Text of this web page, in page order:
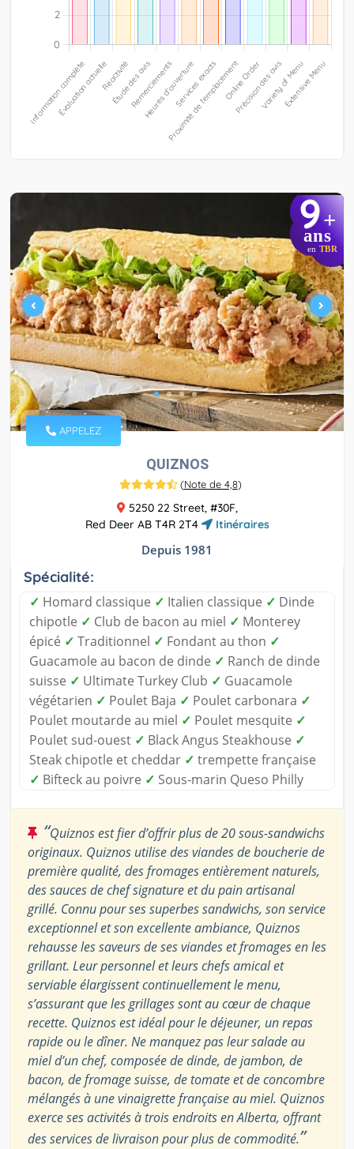
9+
ans
en TBR
APPELEZ
QUIZNOS
(Note de 4,8)
5250 22 Street, #30F,
Red Deer AB T4R 2T4
Itinéraires
Depuis 1981
Spécialité:
✓ Homard classique ✓ Italien classique ✓ Dinde
chipotle ✓ Club de bacon au miel ✓ Monterey
épicé ✓ Traditionnel ✓ Fondant au thon ✓
Guacamole au bacon de dinde ✓ Ranch de dinde
suisse ✓ Ultimate Turkey Club ✓ Guacamole
végétarien ✓ Poulet Baja ✓ Poulet carbonara ✓
Poulet moutarde au miel ✓ Poulet mesquite ✓
Poulet sud-ouest ✓ Black Angus Steakhouse ✓
Steak chipotle et cheddar ✓ trempette française
✓ Bifteck au poivre ✓ Sous-marin Queso Philly
“Quiznos est fier d’offrir plus de 20 sous-sandwichs
originaux. Quiznos utilise des viandes de boucherie de
première qualité, des fromages entièrement naturels,
des sauces de chef signature et du pain artisanal
grillé. Connu pour ses superbes sandwichs, son service
exceptionnel et son excellente ambiance, Quiznos
rehausse les saveurs de ses viandes et fromages en les
grillant. Leur personnel et leurs chefs amical et
serviable élargissent continuellement le menu,
s’assurant que les grillages sont au cœur de chaque
recette. Quiznos est idéal pour le déjeuner, un repas
rapide ou le dîner. Ne manquez pas leur salade au
miel d’un chef, composée de dinde, de jambon, de
bacon, de fromage suisse, de tomate et de concombre
mélangés à une vinaigrette française au miel. Quiznos
exerce ses activités à trois endroits en Alberta, offrant
des services de livraison pour plus de commodité.”